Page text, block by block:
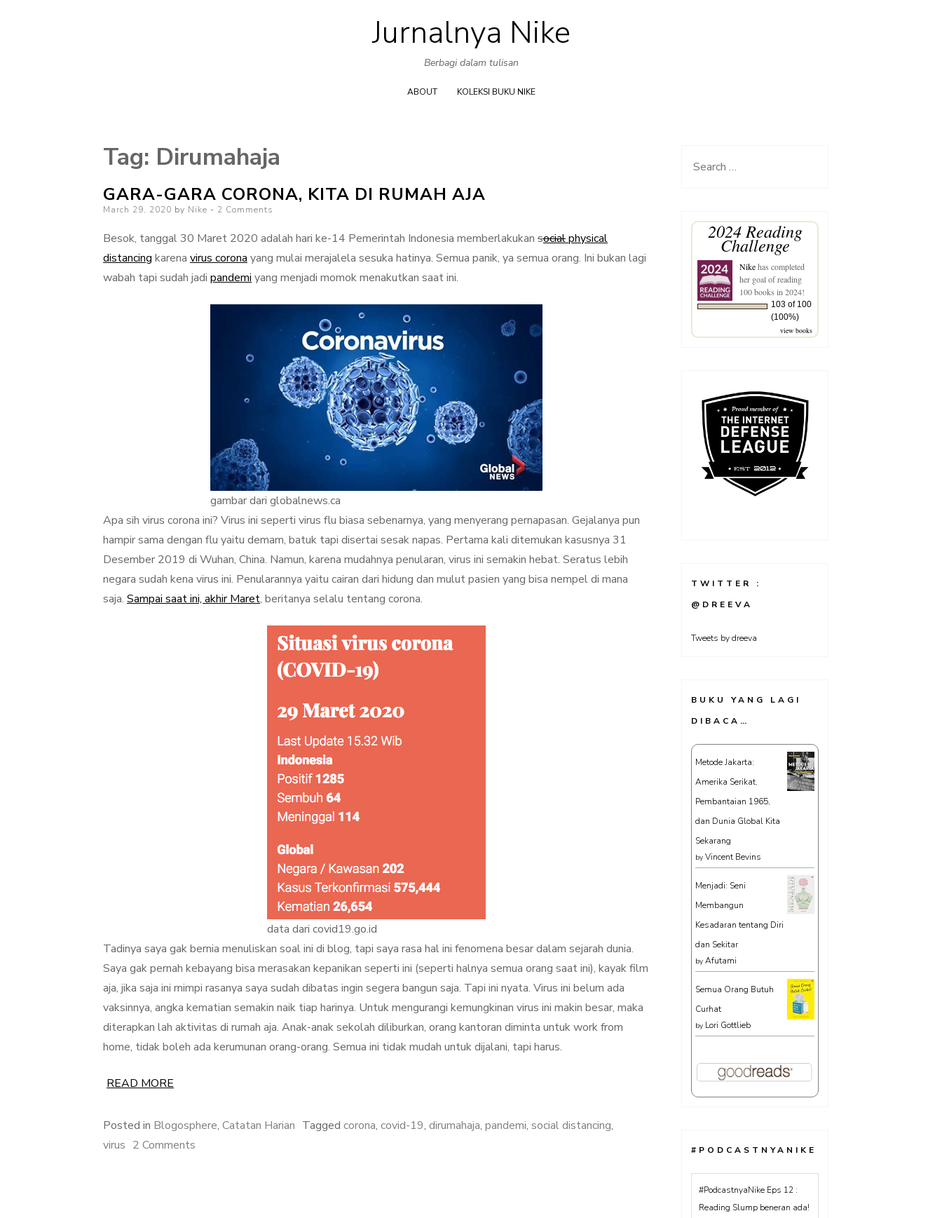
Skip
to
content
Jurnalnya Nike
Berbagi dalam tulisan
ABOUT KOLEKSI BUKU NIKE
Tag: Dirumahaja
GARA-GARA CORONA, KITA DI RUMAH AJA
Posted
March 29, 2020 by Nike 2 Comments
Besok, tanggal 30 Maret 2020 adalah hari ke-14 Pemerintah Indonesia memberlakukan socialphysical
distancing karena virus corona yang mulai merajalela sesuka hatinya. Semua panik, ya semua orang. Ini bukan lagi
wabah tapi sudah jadi pandemi yang menjadi momok menakutkan saat ini.
gambar dari globalnews.ca
Apa sih virus corona ini? Virus ini seperti virus flu biasa sebenarnya, yang menyerang pernapasan. Gejalanya pun
hampir sama dengan flu yaitu demam, batuk tapi disertai sesak napas. Pertama kali ditemukan kasusnya 31
Desember 2019 di Wuhan, China. Namun, karena mudahnya penularan, virus ini semakin hebat. Seratus lebih
negara sudah kena virus ini. Penularannya yaitu cairan dari hidung dan mulut pasien yang bisa nempel di mana
saja. Sampai saat ini, akhir Maret, beritanya selalu tentang corona.
data dari covid19.go.id
Tadinya saya gak bernia menuliskan soal ini di blog, tapi saya rasa hal ini fenomena besar dalam sejarah dunia.
Saya gak pernah kebayang bisa merasakan kepanikan seperti ini (seperti halnya semua orang saat ini), kayak film
aja, jika saja ini mimpi rasanya saya sudah dibatas ingin segera bangun saja. Tapi ini nyata. Virus ini belum ada
vaksinnya, angka kematian semakin naik tiap harinya. Untuk mengurangi kemungkinan virus ini makin besar, maka
diterapkan lah aktivitas di rumah aja. Anak-anak sekolah diliburkan, orang kantoran diminta untuk work from
home, tidak boleh ada kerumunan orang-orang. Semua ini tidak mudah untuk dijalani, tapi harus.
READ MORE
Posted in Blogosphere, Catatan Harian Tagged corona, covid-19, dirumahaja, pandemi, social distancing,
virus 2 Comments
Search
2024 Reading
Challenge
Nikehas completed
her goal of reading
100 books in 2024!
103 of 100
(100%)
view books
TWITTER :
@DREEVA
Tweets by dreeva
BUKU YANG LAGI
DIBACA…
Metode Jakarta:
Amerika Serikat,
Pembantaian 1965,
dan Dunia Global Kita
Sekarang
by Vincent Bevins
Menjadi: Seni
Membangun
Kesadaran tentang Diri
dan Sekitar
by Afutami
Semua Orang Butuh
Curhat
by Lori Gottlieb
#PODCASTNYANIKE
#PodcastnyaNike : Lebih
suka baca buku atau ebook?